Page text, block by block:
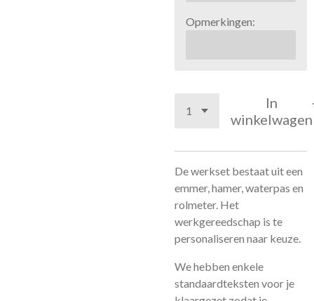
Opmerkingen:
In
winkelwagen
De werkset bestaat uit een
emmer, hamer, waterpas en
rolmeter. Het
werkgereedschap is te
personaliseren naar keuze.
We hebben enkele
standaardteksten voor je